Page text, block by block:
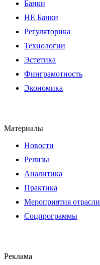
Банки
НЕ Банки
Регуляторика
Технологии
Эстетика
Финграмотность
Экономика
Материалы
Новости
Релизы
Аналитика
Практика
Мероприятия отрасли
Соцпрограммы
Реклама